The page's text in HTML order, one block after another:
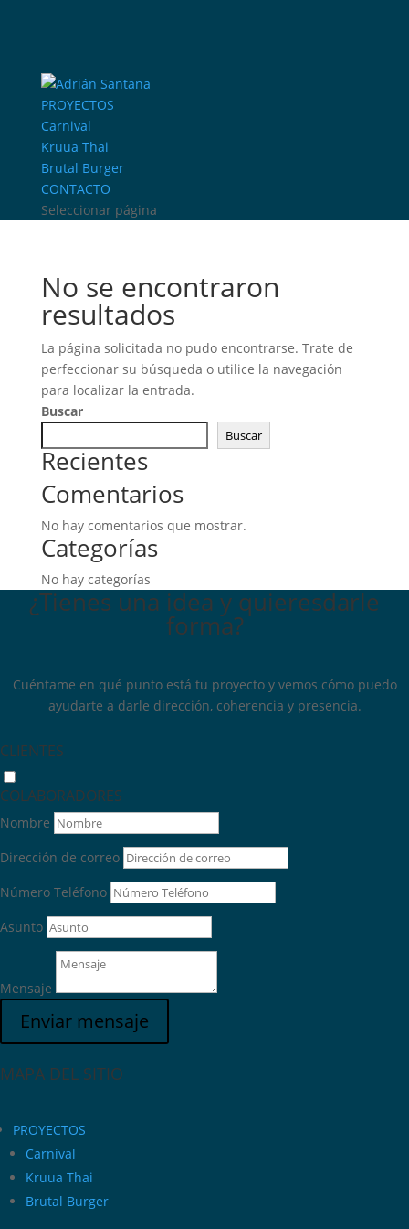
PROYECTOS
Carnival
Kruua Thai
Brutal Burger
CONTACTO
Seleccionar página
No se encontraron
resultados
La página solicitada no pudo encontrarse. Trate de
perfeccionar su búsqueda o utilice la navegación
para localizar la entrada.
Buscar
Buscar
Recientes
Comentarios
No hay comentarios que mostrar.
Categorías
No hay categorías
¿Tienes una idea y quieresdarle
forma?
Cuéntame en qué punto está tu proyecto y vemos cómo puedo
ayudarte a darle dirección, coherencia y presencia.
CLIENTES
COLABORADORES
Nombre
Dirección de correo
Número Teléfono
Asunto
Mensaje
Enviar mensaje
MAPA DEL SITIO
PROYECTOS
Carnival
Kruua Thai
Brutal Burger